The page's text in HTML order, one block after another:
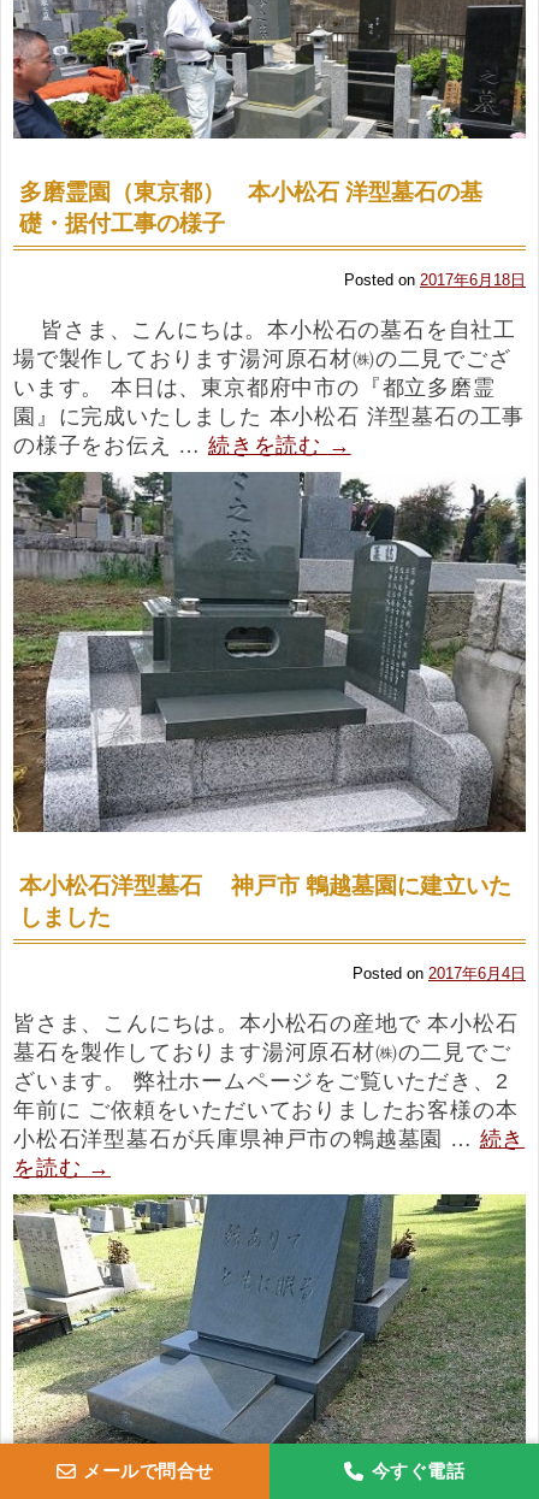
多磨霊園（東京都） 本小松石 洋型墓石の基
礎・据付工事の様子
Posted on 2017年6月18日
皆さま、こんにちは。本小松石の墓石を自社工
場で製作しております湯河原石材㈱の二見でござ
います。 本日は、東京都府中市の『都立多磨霊
園』に完成いたしました 本小松石 洋型墓石の工事
の様子をお伝え … 続きを読む →
本小松石洋型墓石 神戸市 鵯越墓園に建立いた
しました
Posted on 2017年6月4日
皆さま、こんにちは。本小松石の産地で 本小松石
墓石を製作しております湯河原石材㈱の二見でご
ざいます。 弊社ホームページをご覧いただき、2
年前に ご依頼をいただいておりましたお客様の本
小松石洋型墓石が兵庫県神戸市の鵯越墓園 … 続き
を読む →
メールで問合せ 今すぐ電話